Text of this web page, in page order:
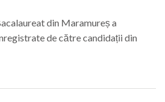
din Maramureș a
de către candidații din